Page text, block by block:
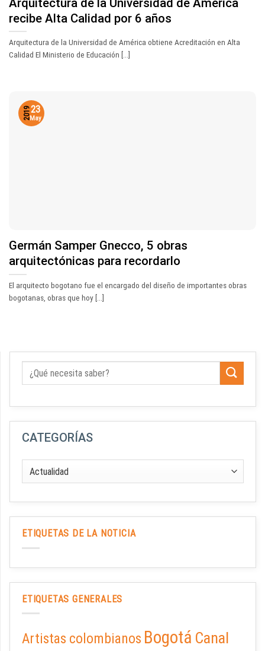
recibe Alta Calidad por 6 años
Arquitectura de la Universidad de América obtiene Acreditación en Alta
Calidad El Ministerio de Educación [...]
Germán Samper Gnecco, 5 obras
arquitectónicas para recordarlo
El arquitecto bogotano fue el encargado del diseño de importantes obras
bogotanas, obras que hoy [...]
23
May
2019
CATEGORÍAS
ETIQUETAS DE LA NOTICIA
ETIQUETAS GENERALES
Artistas colombianos Bogotá Canal